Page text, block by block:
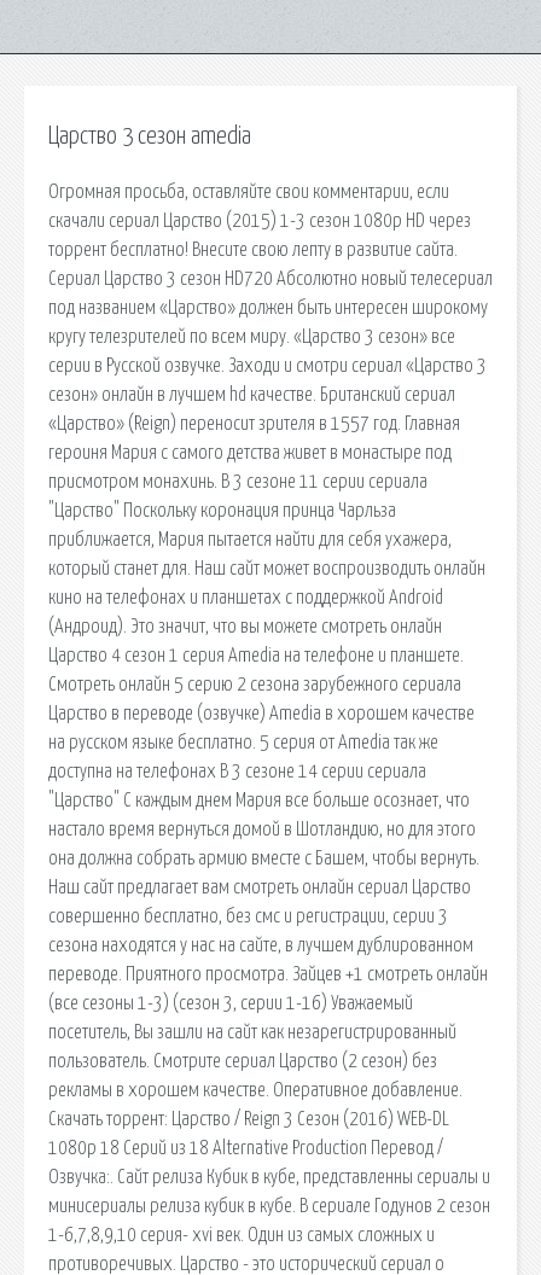
Царство 3 сезон amedia
Огромная просьба, оставляйте свои комментарии, если
скачали сериал Царство (2015) 1-3 сезон 1080p HD через
торрент бесплатно! Внесите свою лепту в развитие сайта.
Сериал Царство 3 сезон HD720 Абсолютно новый телесериал
под названием «Царство» должен быть интересен широкому
кругу телезрителей по всем миру. «Царство 3 сезон» все
серии в Русской озвучке. Заходи и смотри сериал «Царство 3
сезон» онлайн в лучшем hd качестве. Британский сериал
«Царство» (Reign) переносит зрителя в 1557 год. Главная
героиня Мария с самого детства живет в монастыре под
присмотром монахинь. В 3 сезоне 11 серии сериала
"Царство" Поскольку коронация принца Чарльза
приближается, Мария пытается найти для себя ухажера,
который станет для. Наш сайт может воспроизводить онлайн
кино на телефонах и планшетах с поддержкой Android
(Андроид). Это значит, что вы можете смотреть онлайн
Царство 4 сезон 1 серия Amedia на телефоне и планшете.
Смотреть онлайн 5 серию 2 сезона зарубежного сериала
Царство в переводе (озвучке) Amedia в хорошем качестве
на русском языке бесплатно. 5 серия от Amedia так же
доступна на телефонах В 3 сезоне 14 серии сериала
"Царство" С каждым днем Мария все больше осознает, что
настало время вернуться домой в Шотландию, но для этого
она должна собрать армию вместе с Башем, чтобы вернуть.
Наш сайт предлагает вам смотреть онлайн сериал Царство
совершенно бесплатно, без смс и регистрации, серии 3
сезона находятся у нас на сайте, в лучшем дублированном
переводе. Приятного просмотра. Зайцев +1 смотреть онлайн
(все сезоны 1-3) (сезон 3, серии 1-16) Уважаемый
посетитель, Вы зашли на сайт как незарегистрированный
пользователь. Смотрите сериал Царство (2 сезон) без
рекламы в хорошем качестве. Оперативное добавление.
Скачать торрент: Царство / Reign 3 Сезон (2016) WEB-DL
1080p 18 Серий из 18 Alternative Production Перевод /
Озвучка:. Сайт релиза Кубик в кубе, представленны сериалы и
минисериалы релиза кубик в кубе. В сериале Годунов 2 сезон
1-6,7,8,9,10 серия- xvi век. Один из самых сложных и
противоречивых. Царство - это исторический сериал о